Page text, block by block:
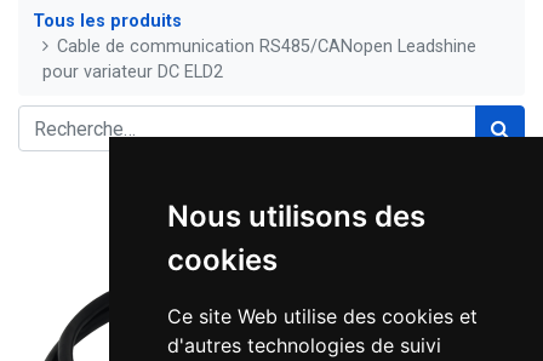
Nous utilisons des
cookies
Ce site Web utilise des cookies et
d'autres technologies de suivi
Tous les produits
Cable de communication RS485/CANopen Leadshine
pour variateur DC ELD2